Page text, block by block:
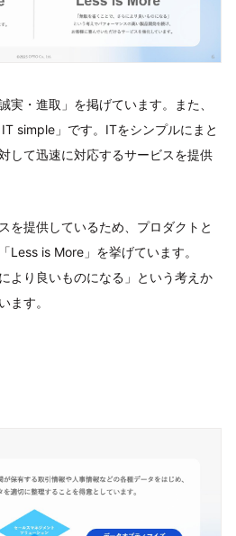
実・進取」を掲げています。また、
simple」です。ITをシンプルにまと
して迅速に対応するサービスを提供
を提供しているため、プロダクトと
Less is More」を挙げています。
より良いものになる」という考えか
ます。